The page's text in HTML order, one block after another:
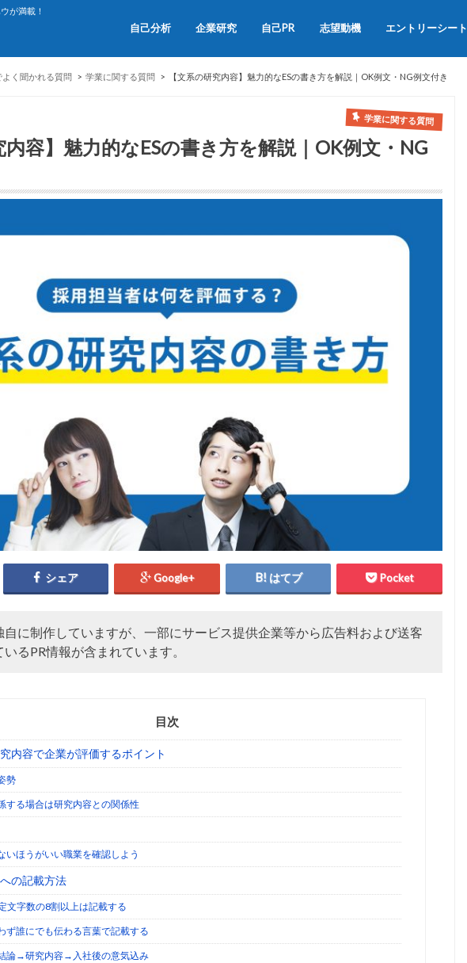
が満載！
自己分析 企業研究
会社説明会
OB訪問
自己PR
自己PRの書き方
自己PRの例文集
志望動機
志望動機の書き方
志望動機の例文
エントリーシート
よく聞かれる質問 学業に関する質問 【文系の研究内容】魅力的なESの書き方を解説｜OK例文・NG例文付き
学業に関する質問
内容】魅力的なESの書き方を解説｜OK例文・NG
シェア Google+ はてブ Pocket
に制作していますが、一部にサービス提供企業等から広告料および送客
るPR情報が含まれています。
目次
内容で企業が評価するポイント
勢
する場合は研究内容との関係性
いほうがいい職業を確認しよう
の記載方法
文字数の8割以上は記載する
ず誰にでも伝わる言葉で記載する
論→研究内容→入社後の意気込み